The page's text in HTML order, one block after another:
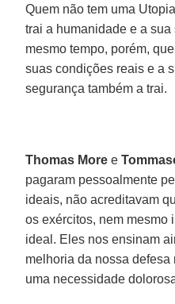
Quem não tem uma
trai a humanidade e a
mesmo tempo, porém,
suas condições reais e a
segurança também a trai.
Thomas More e
pagaram pessoalmente
ideais, não acreditavam
os exércitos, nem mesmo
ideal. Eles nos ensinam
melhoria da nossa defesa
uma necessidade